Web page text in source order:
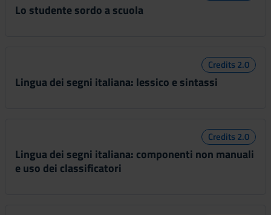
Lo studente sordo a scuola
Credits 2.0
Lingua dei segni italiana: lessico e sintassi
Credits 2.0
Lingua dei segni italiana: componenti non manuali
e uso dei classificatori